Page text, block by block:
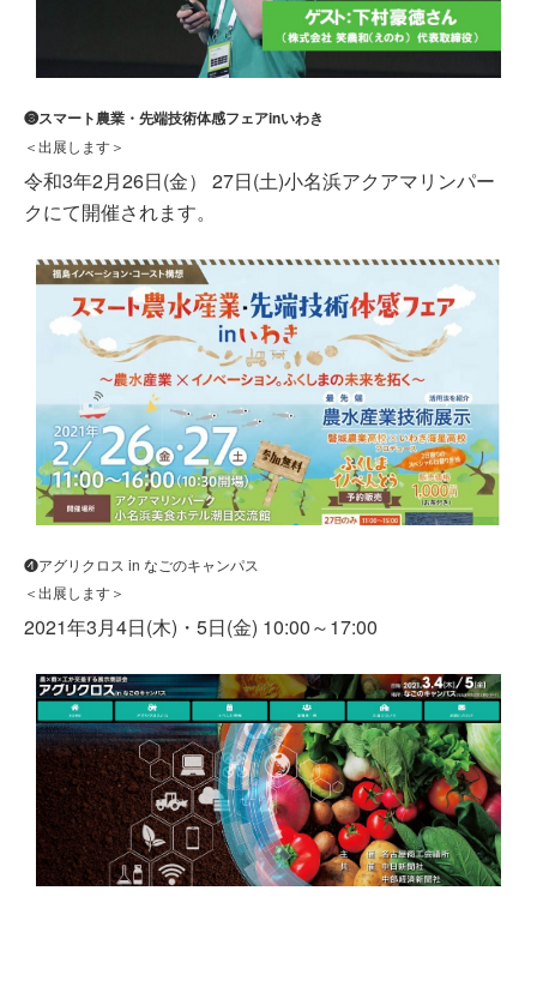
❸スマート農業・先端技術体感フェアinいわき
＜出展します＞
令和3年2月26日(金） 27日(土)小名浜アクアマリンパー
クにて開催されます。
❹アグリクロス in なごのキャンパス
＜出展します＞
2021年3月4日(木)・5日(金) 10:00～17:00